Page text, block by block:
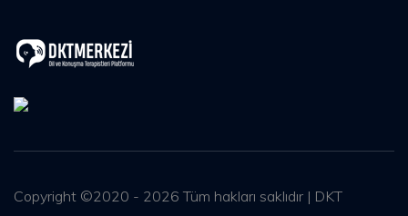
Copyright ©2020 - 2026 Tüm hakları saklıdır | DKT